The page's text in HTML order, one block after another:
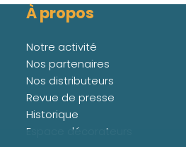
À propos
Notre activité
Nos partenaires
Nos distributeurs
Revue de presse
Historique
Espace décorateurs